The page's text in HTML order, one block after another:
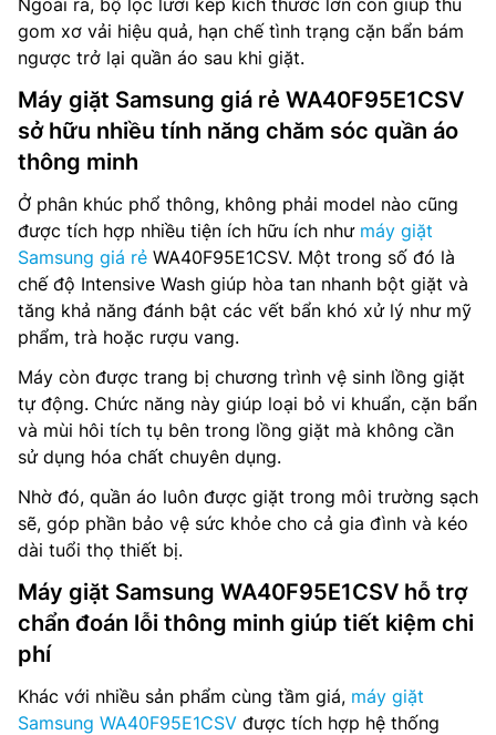
gom xơ vải hiệu quả, hạn chế tình trạng cặn bẩn bám
ngược trở lại quần áo sau khi giặt.
Máy giặt Samsung giá rẻ WA40F95E1CSV
sở hữu nhiều tính năng chăm sóc quần áo
thông minh
Ở phân khúc phổ thông, không phải model nào cũng
được tích hợp nhiều tiện ích hữu ích như máy giặt
Samsung giá rẻ WA40F95E1CSV. Một trong số đó là
chế độ Intensive Wash giúp hòa tan nhanh bột giặt và
tăng khả năng đánh bật các vết bẩn khó xử lý như mỹ
phẩm, trà hoặc rượu vang.
Máy còn được trang bị chương trình vệ sinh lồng giặt
tự động. Chức năng này giúp loại bỏ vi khuẩn, cặn bẩn
và mùi hôi tích tụ bên trong lồng giặt mà không cần
sử dụng hóa chất chuyên dụng.
Nhờ đó, quần áo luôn được giặt trong môi trường sạch
sẽ, góp phần bảo vệ sức khỏe cho cả gia đình và kéo
dài tuổi thọ thiết bị.
Máy giặt Samsung WA40F95E1CSV hỗ trợ
chẩn đoán lỗi thông minh giúp tiết kiệm chi
phí
Khác với nhiều sản phẩm cùng tầm giá, máy giặt
Samsung WA40F95E1CSV được tích hợp hệ thống